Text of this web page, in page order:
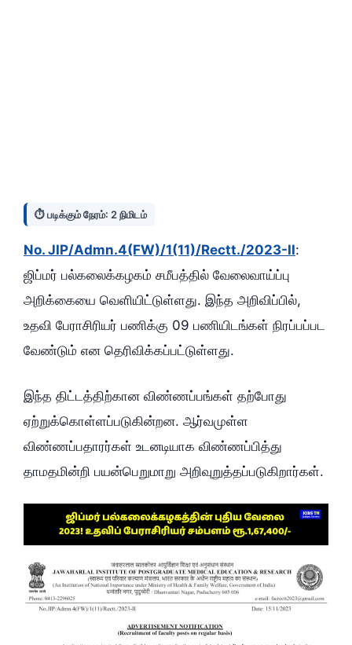
⏱️ படிக்கும் நேரம்: 2 நிமிடம்
No. JIP/Admn.4(FW)/1(11)/Rectt./2023-II:
ஜிப்மர் பல்கலைக்கழகம் சமீபத்தில் வேலைவாய்ப்பு
அறிக்கையை வெளியிட்டுள்ளது. இந்த அறிவிப்பில்,
உதவி பேராசிரியர் பணிக்கு 09 பணியிடங்கள் நிரப்பப்பட
வேண்டும் என தெரிவிக்கப்பட்டுள்ளது.
இந்த திட்டத்திற்கான விண்ணப்பங்கள் தற்போது
ஏற்றுக்கொள்ளப்படுகின்றன. ஆர்வமுள்ள
விண்ணப்பதாரர்கள் உடனடியாக விண்ணப்பித்து
தாமதமின்றி பயன்பெறுமாறு அறிவுறுத்தப்படுகிறார்கள்.